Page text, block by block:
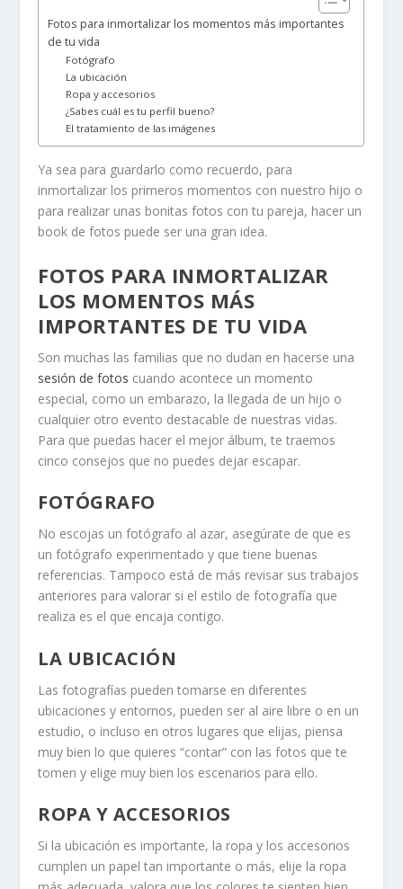
Fotos para inmortalizar los momentos más importantes
de tu vida
Fotógrafo
La ubicación
Ropa y accesorios
¿Sabes cuál es tu perfil bueno?
El tratamiento de las imágenes
Ya sea para guardarlo como recuerdo, para
inmortalizar los primeros momentos con nuestro hijo o
para realizar unas bonitas fotos con tu pareja, hacer un
book de fotos puede ser una gran idea.
FOTOS PARA INMORTALIZAR
LOS MOMENTOS MÁS
IMPORTANTES DE TU VIDA
Son muchas las familias que no dudan en hacerse una
sesión de fotos cuando acontece un momento
especial, como un embarazo, la llegada de un hijo o
cualquier otro evento destacable de nuestras vidas.
Para que puedas hacer el mejor álbum, te traemos
cinco consejos que no puedes dejar escapar.
FOTÓGRAFO
No escojas un fotógrafo al azar, asegúrate de que es
un fotógrafo experimentado y que tiene buenas
referencias. Tampoco está de más revisar sus trabajos
anteriores para valorar si el estilo de fotografía que
realiza es el que encaja contigo.
LA UBICACIÓN
Las fotografías pueden tomarse en diferentes
ubicaciones y entornos, pueden ser al aire libre o en un
estudio, o incluso en otros lugares que elijas, piensa
muy bien lo que quieres “contar” con las fotos que te
tomen y elige muy bien los escenarios para ello.
ROPA Y ACCESORIOS
Si la ubicación es importante, la ropa y los accesorios
cumplen un papel tan importante o más, elije la ropa